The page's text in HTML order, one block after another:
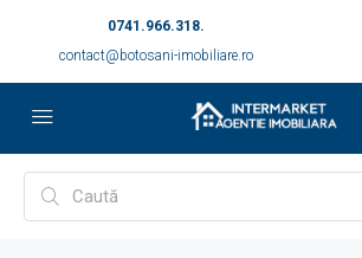
0741.966.318.
contact@botosani-imobiliare.ro